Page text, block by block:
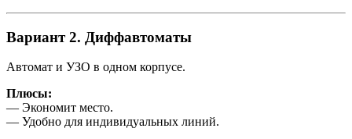
Вариант 2. Диффавтоматы
Автомат и УЗО в одном корпусе.
Плюсы:
— Экономит место.
— Удобно для индивидуальных линий.